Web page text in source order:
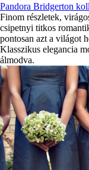
Pandora Bridgerton
Finom részletek,
csipetnyi titkos
pontosan azt a világot
Klasszikus elegancia
álmodva.